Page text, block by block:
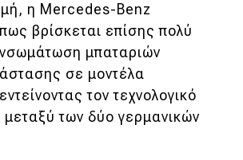
η Mercedes-Benz
βρίσκεται επίσης πολύ
μπαταριών
σε μοντέλα
τον τεχνολογικό
μεταξύ των δύο γερμανικών